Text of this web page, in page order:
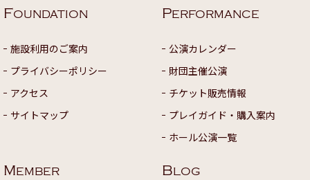
FOUNDATION
施設利用のご案内
プライバシーポリシー
アクセス
サイトマップ
PERFORMANCE
公演カレンダー
財団主催公演
チケット販売情報
プレイガイド・購入案内
ホール公演一覧
MEMBER BLOG